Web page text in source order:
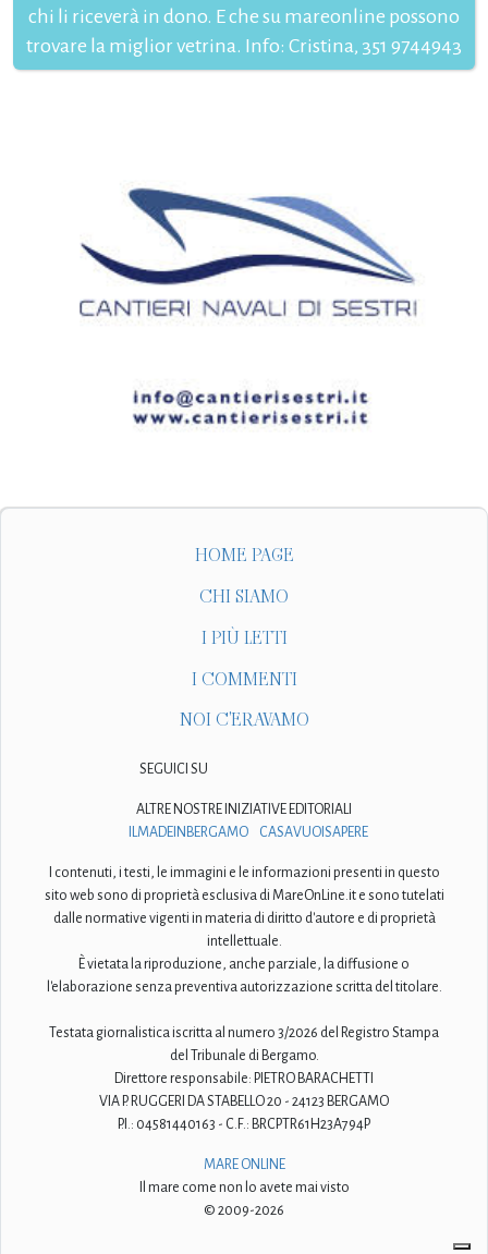
chi li riceverà in dono. E che su mareonline possono
trovare la miglior vetrina. Info: Cristina, 351 9744943
HOME PAGE
CHI SIAMO
I PIÙ LETTI
I COMMENTI
NOI C'ERAVAMO
SEGUICI SU
ALTRE NOSTRE INIZIATIVE EDITORIALI
ILMADEINBERGAMO
CASAVUOISAPERE
I contenuti, i testi, le immagini e le informazioni presenti in questo
sito web sono di proprietà esclusiva di MareOnLine.it e sono tutelati
dalle normative vigenti in materia di diritto d'autore e di proprietà
intellettuale.
È vietata la riproduzione, anche parziale, la diffusione o
l'elaborazione senza preventiva autorizzazione scritta del titolare.
Testata giornalistica iscritta al numero 3/2026 del Registro Stampa
del Tribunale di Bergamo.
Direttore responsabile: PIETRO BARACHETTI
VIA P. RUGGERI DA STABELLO 20 - 24123 BERGAMO
P.I.: 04581440163 - C.F.: BRCPTR61H23A794P
MARE ONLINE
Il mare come non lo avete mai visto
© 2009-2026